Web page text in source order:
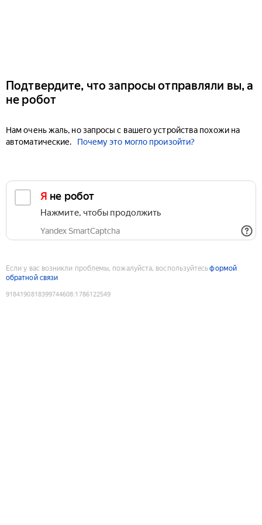
Подтвердите, что запросы отправляли вы, а
не робот
Нам очень жаль, но запросы с вашего устройства похожи на
автоматические.
Почему это могло произойти?
Я не робот
Нажмите, чтобы продолжить
Yandex SmartCaptcha
Если у вас возникли проблемы, пожалуйста, воспользуйтесьформой
обратной связи
9184190818399744608:1786122549